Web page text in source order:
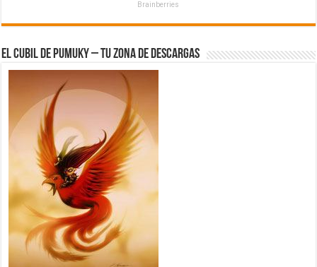
Brainberries
El Cubil de Pumuky – Tu zona de Descargas